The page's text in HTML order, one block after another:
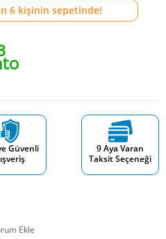
6 kişinin sepetinde!
Güvenli
9 Aya Varan
Taksit Seçeneği
Ekle